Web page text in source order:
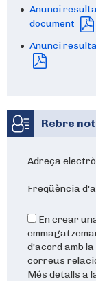
Anunci
document
Anunci
Rebre
Adreça
Freqüència
En crear
d'acord amb
correus
Més detalls a